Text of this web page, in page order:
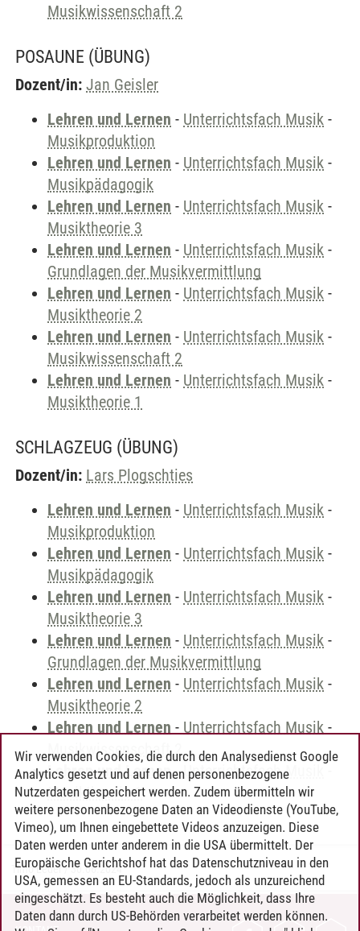
Musikwissenschaft 2
POSAUNE (ÜBUNG)
Dozent/in: Jan Geisler
Lehren und Lernen - Unterrichtsfach Musik -
Musikproduktion
Lehren und Lernen - Unterrichtsfach Musik -
Musikpädagogik
Lehren und Lernen - Unterrichtsfach Musik -
Musiktheorie 3
Lehren und Lernen - Unterrichtsfach Musik -
Grundlagen der Musikvermittlung
Lehren und Lernen - Unterrichtsfach Musik -
Musiktheorie 2
Lehren und Lernen - Unterrichtsfach Musik -
Musikwissenschaft 2
Lehren und Lernen - Unterrichtsfach Musik -
Musiktheorie 1
SCHLAGZEUG (ÜBUNG)
Dozent/in: Lars Plogschties
Lehren und Lernen - Unterrichtsfach Musik -
Musikproduktion
Lehren und Lernen - Unterrichtsfach Musik -
Musikpädagogik
Lehren und Lernen - Unterrichtsfach Musik -
Musiktheorie 3
Lehren und Lernen - Unterrichtsfach Musik -
Grundlagen der Musikvermittlung
Lehren und Lernen - Unterrichtsfach Musik -
Musiktheorie 2
Lehren und Lernen - Unterrichtsfach Musik -
Musikwissenschaft 2
Lehren und Lernen-Unterrichtsfach Musik
Musiktheorie 1
Timo Leder/30.06.2024
Wir verwenden Cookies, die durch den Analysedienst Google
Analytics gesetzt und auf denen personenbezogene
Nutzerdaten gespeichert werden. Zudem übermitteln wir
weitere personenbezogene Daten an Videodienste (YouTube,
Vimeo), um Ihnen eingebettete Videos anzuzeigen. Diese
Daten werden unter anderem in die USA übermittelt. Der
Europäische Gerichtshof hat das Datenschutzniveau in den
USA, gemessen an EU-Standards, jedoch als unzureichend
eingeschätzt. Es besteht auch die Möglichkeit, dass Ihre
Daten dann durch US-Behörden verarbeitet werden können.